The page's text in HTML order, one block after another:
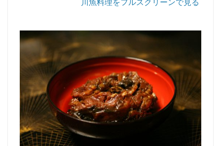
川魚料理をフルスクリーンで見る